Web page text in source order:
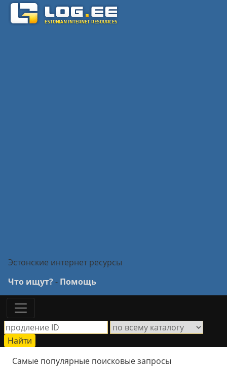
Эстонские интернет ресурсы
Что ищут?- Помощь
Самые популярные поисковые запросы